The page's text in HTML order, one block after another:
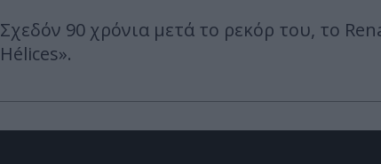
Σχεδόν 90 χρόνια μετά το ρεκόρ του, το
Hélices».